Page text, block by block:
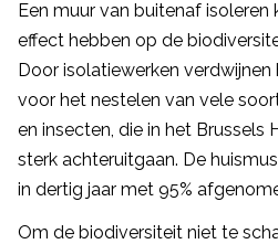
Een muur van buitenaf isoleren
effect hebben op de
Door isolatiewerken
voor het nestelen van vele
en insecten, die in het Brussels
sterk achteruitgaan. De
in dertig jaar met 95%
Om de biodiversiteit niet te